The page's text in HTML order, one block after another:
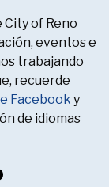
of Reno
eventos e
trabajando
recuerde
Facebook y
de idiomas